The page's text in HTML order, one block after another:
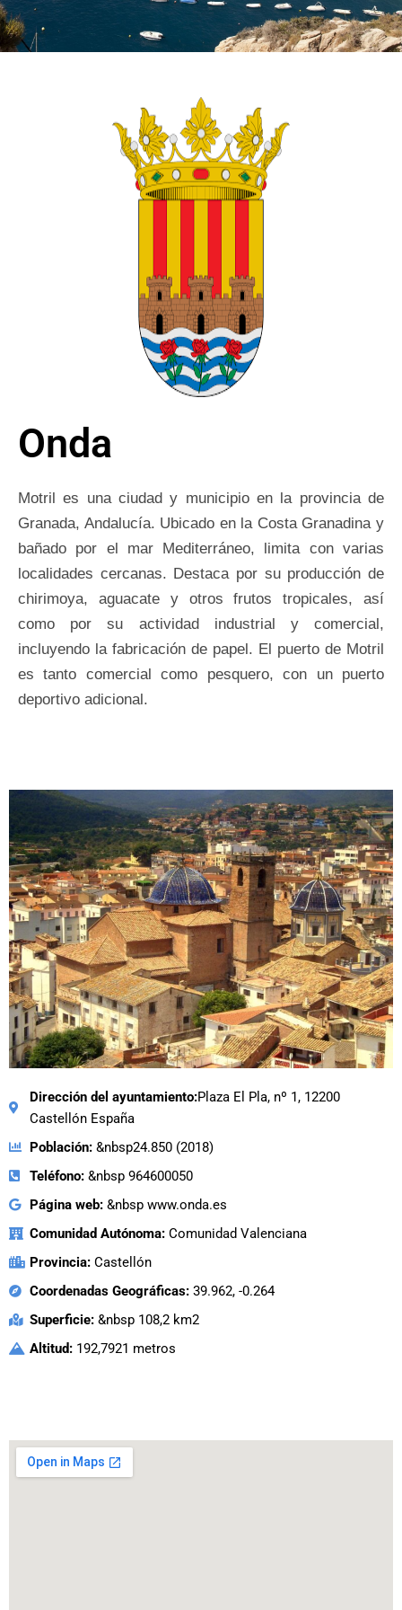
Onda
Motril es una ciudad y municipio en la provincia de
Granada, Andalucía. Ubicado en la Costa Granadina y
bañado por el mar Mediterráneo, limita con varias
localidades cercanas. Destaca por su producción de
chirimoya, aguacate y otros frutos tropicales, así
como por su actividad industrial y comercial,
incluyendo la fabricación de papel. El puerto de Motril
es tanto comercial como pesquero, con un puerto
deportivo adicional.
Dirección del ayuntamiento:Plaza El Pla, nº 1, 12200
Castellón España
Población:&nbsp24.850 (2018)
Teléfono:&nbsp 964600050
Página web:&nbsp www.onda.es
Comunidad Autónoma:Comunidad Valenciana
Provincia:Castellón
Coordenadas Geográficas:39.962, -0.264
Superficie:&nbsp 108,2 km2
Altitud:192,7921 metros